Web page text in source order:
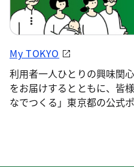
My TOKYO
利用者一人ひとりの興味関
をお届けするとともに、皆
なでつくる」東京都の公式